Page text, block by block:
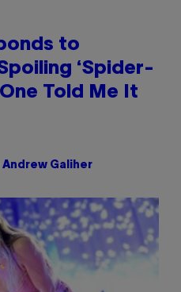
to
‘Spider-
One Told Me It
Galiher